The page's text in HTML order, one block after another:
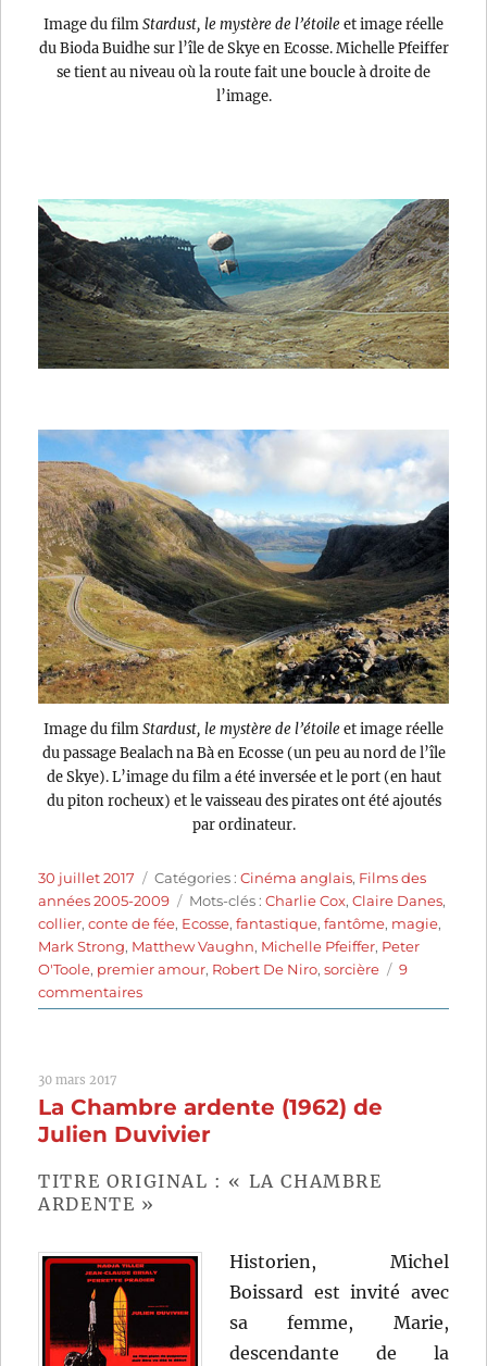
Image du film Stardust, le mystère de l’étoileet image réelle
du Bioda Buidhe sur l’île de Skye en Ecosse. Michelle Pfeiffer
se tient au niveau où la route fait une boucle à droite de
l’image.
Image du film Stardust, le mystère de l’étoileet image réelle
du passage Bealach na Bà en Ecosse (un peu au nord de l’île
de Skye). L’image du film a été inversée et le port (en haut
du piton rocheux) et le vaisseau des pirates ont été ajoutés
par ordinateur.
Publié
le
30 juillet 2017 Catégories
Catégories :Cinéma anglais, Films des
années 2005-2009
Étiquettes
Mots-clés :Charlie Cox,Claire Danes,
collier,conte de fée, Ecosse,fantastique,fantôme, magie,
Mark Strong, Matthew Vaughn, Michelle Pfeiffer, Peter
O'Toole, premier amour, Robert De Niro,sorcière
9
commentairessur
Stardust,
l’étoile
(2007)
Matthew
30 mars 2017
La Chambre ardente (1962) de
Julien Duvivier
TITRE ORIGINAL : « LA CHAMBRE
ARDENTE »
Historien, Michel
Boissard est invité avec
sa femme, Marie,
descendante de la